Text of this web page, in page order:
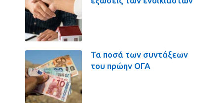
Τα ποσά των συντάξεων
του πρώην ΟΓΑ